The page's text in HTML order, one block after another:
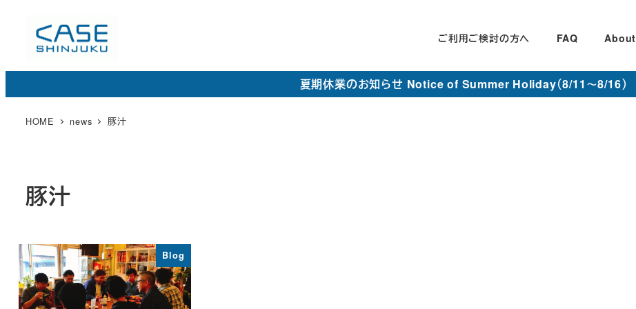
コ
ご利用ご検討の方へ FAQ About
夏期休業のお知らせ Notice of Summer Holiday（8/11～8/16）
HOME news 豚汁
豚汁
Blog